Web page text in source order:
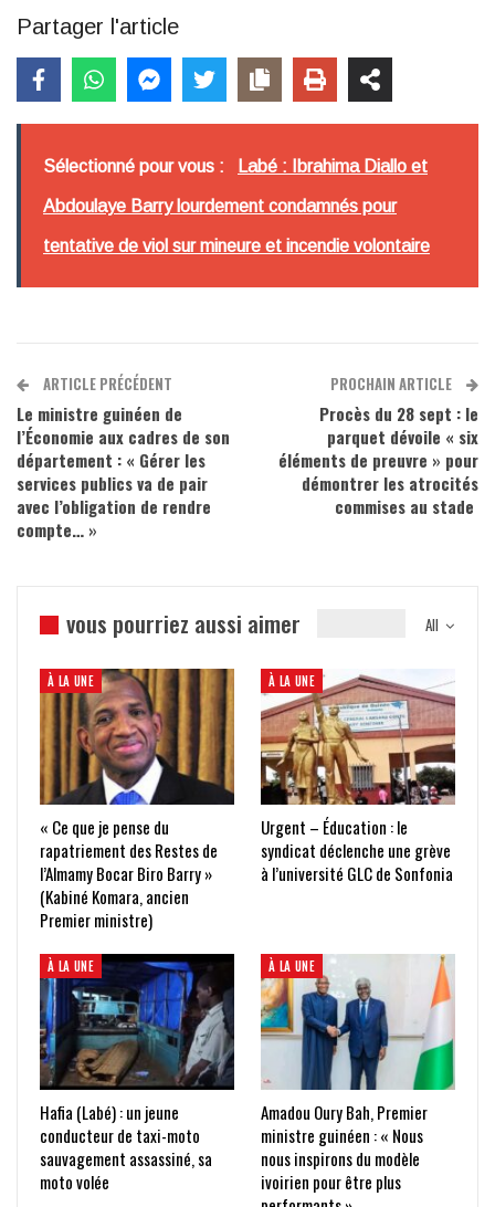
Partager l'article
Sélectionné pour vous : Labé : Ibrahima Diallo et
Abdoulaye Barry lourdement condamnés pour
tentative de viol sur mineure et incendie volontaire
ARTICLE PRÉCÉDENT
Le ministre guinéen de
l’Économie aux cadres de son
département : « Gérer les
services publics va de pair
avec l’obligation de rendre
compte… »
PROCHAIN ARTICLE
Procès du 28 sept : le
parquet dévoile « six
éléments de preuvre » pour
démontrer les atrocités
commises au stade
All
vous pourriez aussi aimer
À LA UNE
« Ce que je pense du
rapatriement des Restes de
l’Almamy Bocar Biro Barry »
(Kabiné Komara, ancien
Premier ministre)
À LA UNE
Urgent – Éducation : le
syndicat déclenche une grève
à l’université GLC de Sonfonia
À LA UNE
Hafia (Labé) : un jeune
conducteur de taxi-moto
sauvagement assassiné, sa
moto volée
À LA UNE
Amadou Oury Bah, Premier
ministre guinéen : « Nous
nous inspirons du modèle
ivoirien pour être plus